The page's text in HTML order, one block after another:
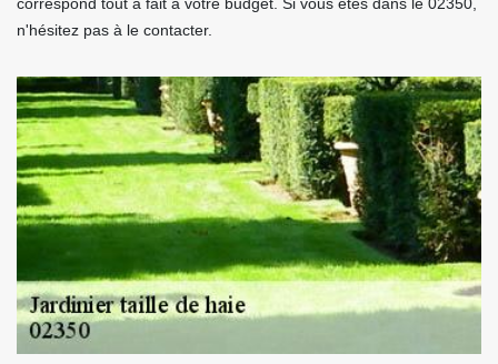
n'hésitez pas à le contacter.